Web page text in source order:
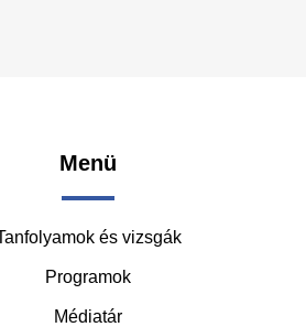
Menü
és vizsgák
Programok
Médiatár